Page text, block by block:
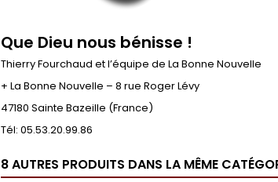
Que Dieu nous bénisse !
Thierry Fourchaud et l’équipe de La Bonne Nouvelle
+ La Bonne Nouvelle – 8 rue Roger Lévy
47180 Sainte Bazeille (France)
Tél: 05.53.20.99.86
8 AUTRES PRODUITS DANS LA MÊME